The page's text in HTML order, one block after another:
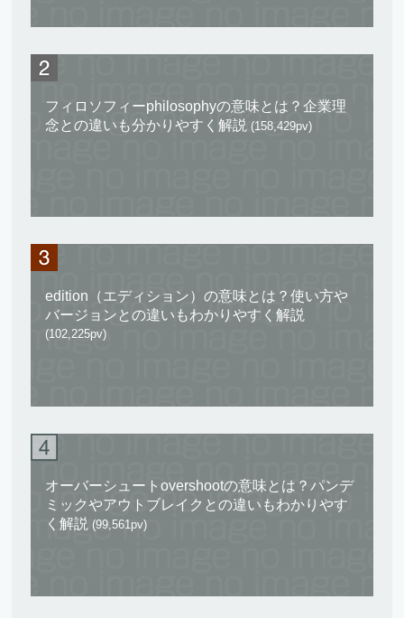
フィロソフィーphilosophyの意味とは？企業理
念との違いも分かりやすく解説 (158,429pv)
edition（エディション）の意味とは？使い方や
バージョンとの違いもわかりやすく解説
(102,225pv)
オーバーシュートovershootの意味とは？パンデ
ミックやアウトブレイクとの違いもわかりやす
く解説 (99,561pv)